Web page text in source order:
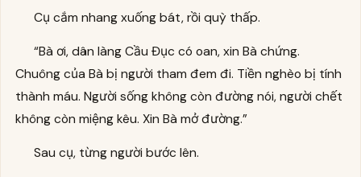
Cụ cắm nhang xuống bát, rồi quỳ thấp.
“Bà ơi, dân làng Cầu Đục có oan, xin Bà chứng.
Chuông của Bà bị người tham đem đi. Tiền nghèo bị tính
thành máu. Người sống không còn đường nói, người chết
không còn miệng kêu. Xin Bà mở đường.”
Sau cụ, từng người bước lên.